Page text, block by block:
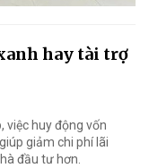
hay tài trợ
việc huy động vốn
giảm chi phí lãi
đầu tư hơn.